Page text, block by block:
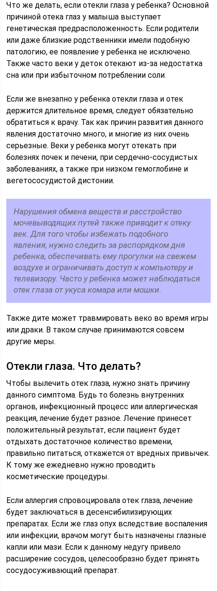
Что же делать, если отекли глаза у ребенка? Основной
причиной отека глаз у малыша выступает
генетическая предрасположенность. Если родители
или даже близкие родственники имели подобную
патологию, ее появление у ребенка не исключено.
Также часто веки у деток отекают из-за недостатка
сна или при избыточном потреблении соли.
Если же внезапно у ребенка отекли глаза и отек
держится длительное время, следует обязательно
обратиться к врачу. Так как причин развития данного
явления достаточно много, и многие из них очень
серьезные. Веки у ребенка могут отекать при
болезнях почек и печени, при сердечно-сосудистых
заболеваниях, а также при низком гемоглобине и
вегетососудистой дистонии.
Нарушения обмена веществ и расстройство
мочевыводящих путей также приводит к отеку
век. Для того чтобы избежать подобного
явления, нужно следить за распорядком дня
ребенка, обеспечивать ему прогулки на свежем
воздухе и ограничивать доступ к компьютеру и
телевизору. Часто у ребенка может наблюдаться
отек глаза от укуса комара или мошки.
Также дите может травмировать веко во время игры
или драки. В таком случае принимаются совсем
другие меры.
Отекли глаза. Что делать?
Чтобы вылечить отек глаза, нужно знать причину
данного симптома. Будь то болезнь внутренних
органов, инфекционный процесс или аллергическая
реакция, лечение будет разное. Лечение принесет
положительный результат, если пациент будет
отдыхать достаточное количество времени,
правильно питаться, откажется от вредных привычек.
К тому же ежедневно нужно проводить
косметические процедуры.
Если аллергия спровоцировала отек глаза, лечение
будет заключаться в десенсибилизирующих
препаратах. Если же глаз опух вследствие воспаления
или инфекции, врачом могут быть назначены глазные
капли или мази. Если к данному недугу привело
расширение сосудов, целесообразно будет принять
сосудосуживающий препарат.